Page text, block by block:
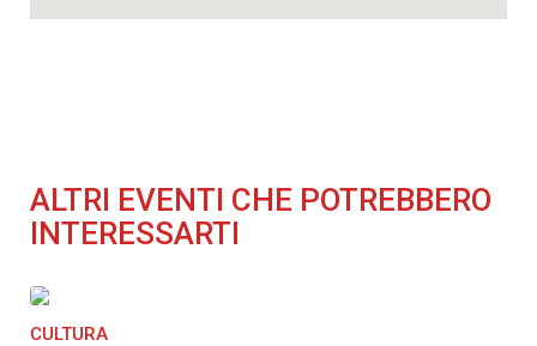
ALTRI EVENTI CHE POTREBBERO
INTERESSARTI
CULTURA